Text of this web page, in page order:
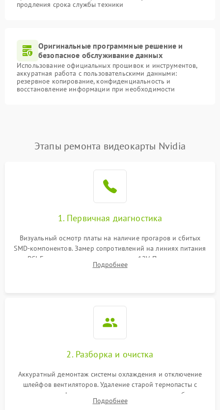
продления срока службы техники
Оригинальные программные решение и
безопасное обслуживание данных
Использование официальных прошивок и инструментов,
аккуратная работа с пользовательскими данными:
резервное копирование, конфиденциальность и
восстановление информации при необходимости
Этапы ремонта видеокарты Nvidia
1. Первичная диагностика
Визуальный осмотр платы на наличие прогаров и сбитых
SMD-компонентов. Замер сопротивлений на линиях питания
PCI-E и дополнительных разъемах 12V. Проверка на
короткое замыкание основных дросселей питания GPU и
Подробнее
2. Разборка и очистка
Аккуратный демонтаж системы охлаждения и отключение
шлейфов вентиляторов. Удаление старой термопасты с
кристалла графического чипа и термопрокладок с банок
памяти и зоны VRM. Очистка платы от пыли и окислов.
Подробнее